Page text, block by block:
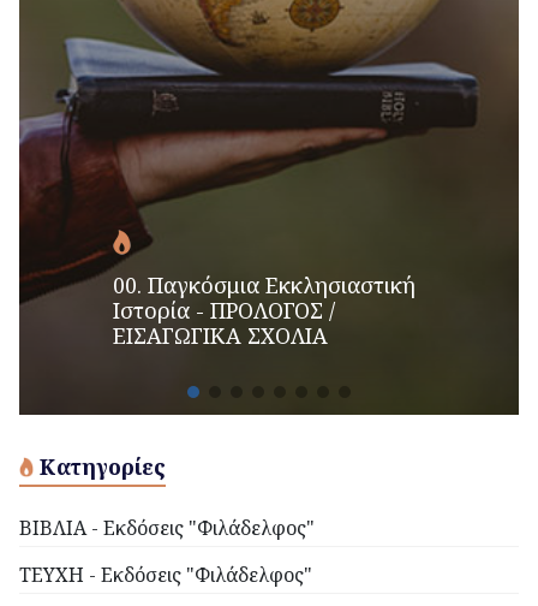
00. Παγκόσμια Εκκλησιαστική
Ιστορία - ΠΡΟΛΟΓΟΣ /
ΕΙΣΑΓΩΓΙΚΑ ΣΧΟΛΙΑ
Κατηγορίες
ΒΙΒΛΙΑ - Εκδόσεις "Φιλάδελφος"
ΤΕΥΧΗ - Εκδόσεις "Φιλάδελφος"